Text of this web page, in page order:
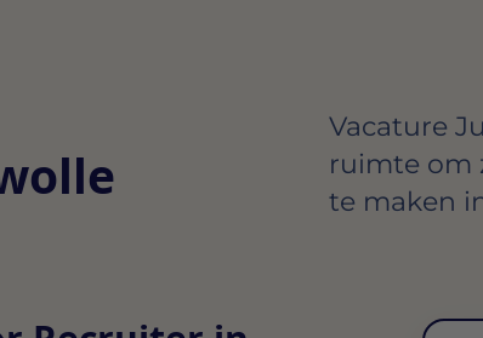
Vacature
ruimte om
te maken